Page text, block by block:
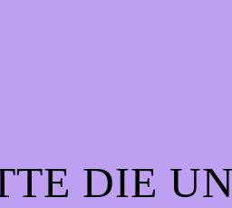
DIE